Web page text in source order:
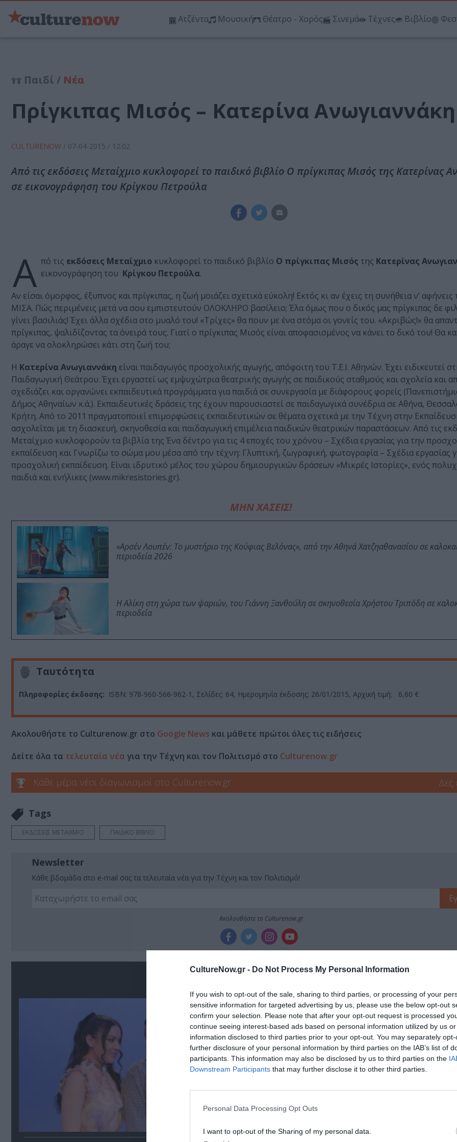
CultureNow.gr - Do Not Process My Personal Information
If you wish to opt-out of the sale, sharing to third parties, or processing of your
sensitive information for targeted advertising by us, please use the below opt-out
confirm your selection. Please note that after your opt-out request is processed
continue seeing interest-based ads based on personal information utilized by us
information disclosed to third parties prior to your opt-out. You may separately
further disclosure of your personal information by third parties on the IAB’s list of
participants. This information may also be disclosed by us to third parties on the
Downstream Participants that may further disclose it to other third parties.
Personal Data Processing Opt Outs
I want to opt-out of the Sharing of my personal data.
Ατζέντα Μουσική Θέατρο - Χορός Σινεμά Τέχνες Βιβλίο
Παιδί / Νέα
Πρίγκιπας Μισός – Κατερίνα Ανωγιαννάκη
CULTURENOW / 07-04-2015 / 12:02
Από τις εκδόσεις Μεταίχμιο κυκλοφορεί το παιδικό βιβλίο Ο πρίγκιπας Μισός της Κατερίνας
σε εικονογράφηση του Κρίγκου Πετρούλα
Α πό τις εκδόσεις Μεταίχμιο κυκλοφορεί το παιδικό βιβλίο Ο πρίγκιπας Μισός της Κατερίνας
εικονογράφηση του Κρίγκου Πετρούλα.
Αν είσαι όμορφος, έξυπνος και πρίγκιπας, η ζωή μοιάζει σχετικά εύκολη! Εκτός κι αν έχεις τη συνήθεια ν’ αφήνεις
ΜΙΣΑ. Πώς περιμένεις μετά να σου εμπιστευτούν ΟΛΟΚΛΗΡΟ βασίλειο; Έλα όμως που ο δικός μας πρίγκιπας δε
γίνει βασιλιάς! Έχει άλλα σχέδια στο μυαλό του! «Τρίχες» θα πουν με ένα στόμα οι γονείς του. «Ακριβώς!» θα
πρίγκιπας, ψαλιδίζοντας τα όνειρά τους. Γιατί ο πρίγκιπας Μισός είναι αποφασισμένος να κάνει το δικό του! Θα
άραγε να ολοκληρώσει κάτι στη ζωή του;
Η Κατερίνα Ανωγιαννάκη είναι παιδαγωγός προσχολικής αγωγής, απόφοιτη του Τ.Ε.Ι. Αθηνών. Έχει ειδικευτεί
Παιδαγωγική Θεάτρου. Έχει εργαστεί ως εμψυχώτρια θεατρικής αγωγής σε παιδικούς σταθμούς και σχολεία και
σχεδιάζει και οργανώνει εκπαιδευτικά προγράμματα για παιδιά σε συνεργασία με διάφορους φορείς
Δήμος Αθηναίων κ.ά.). Εκπαιδευτικές δράσεις της έχουν παρουσιαστεί σε παιδαγωγικά συνέδρια σε Αθήνα,
Κρήτη. Από το 2011 πραγματοποιεί επιμορφώσεις εκπαιδευτικών σε θέματα σχετικά με την Τέχνη στην
ασχολείται με τη διασκευή, σκηνοθεσία και παιδαγωγική επιμέλεια παιδικών θεατρικών παραστάσεων. Από τις
Μεταίχμιο κυκλοφορούν τα βιβλία της Ένα δέντρο για τις 4 εποχές του χρόνου – Σχέδια εργασίας για την
εκπαίδευση και Γνωρίζω το σώμα μου μέσα από την τέχνη: Γλυπτική, ζωγραφική, φωτογραφία – Σχέδια εργασίας
προσχολική εκπαίδευση. Είναι ιδρυτικό μέλος του χώρου δημιουργικών δράσεων «Μικρές Ιστορίες», ενός
παιδιά και ενήλικες (www.mikresistories.gr).
ΜΗΝ ΧΑΣΕΙΣ!
«Αρσέν Λουπέν: Το μυστήριο της Κούφιας Βελόνας», από την Αθηνά Χατζηαθανασίου σε
περιοδεία 2026
Η Αλίκη στη χώρα των ψαριών, του Γιάννη Ξανθούλη σε σκηνοθεσία Χρήστου Τριπόδη σε
περιοδεία
Ταυτότητα
Πληροφορίες έκδοσης: ISBN: 978-960-566-962-1, Σελίδες: 64, Ημερομηνία έκδοσης: 26/01/2015, Αρχική τιμή: 6,60 €
Ακολουθήστε το Culturenow.gr στο Google News και μάθετε πρώτοι όλες τις ειδήσεις
Δείτε όλα τα τελευταία νέα για την Τέχνη και τον Πολιτισμό στο Culturenow.gr
Κάθε μέρα νέοι διαγωνισμοί στο Culturenow.gr Δες
Tags
ΕΚΔΟΣΕΙΣ ΜΕΤΑΙΧΜΙΟ ΠΑΙΔΙΚΟ ΒΙΒΛΙΟ
Newsletter
Κάθε βδομάδα στο e-mail σας τα τελευταία νέα για την Τέχνη και τον Πολιτισμό!
Ακολουθήστε το Culturenow.gr
Σχετικά Άρθρα